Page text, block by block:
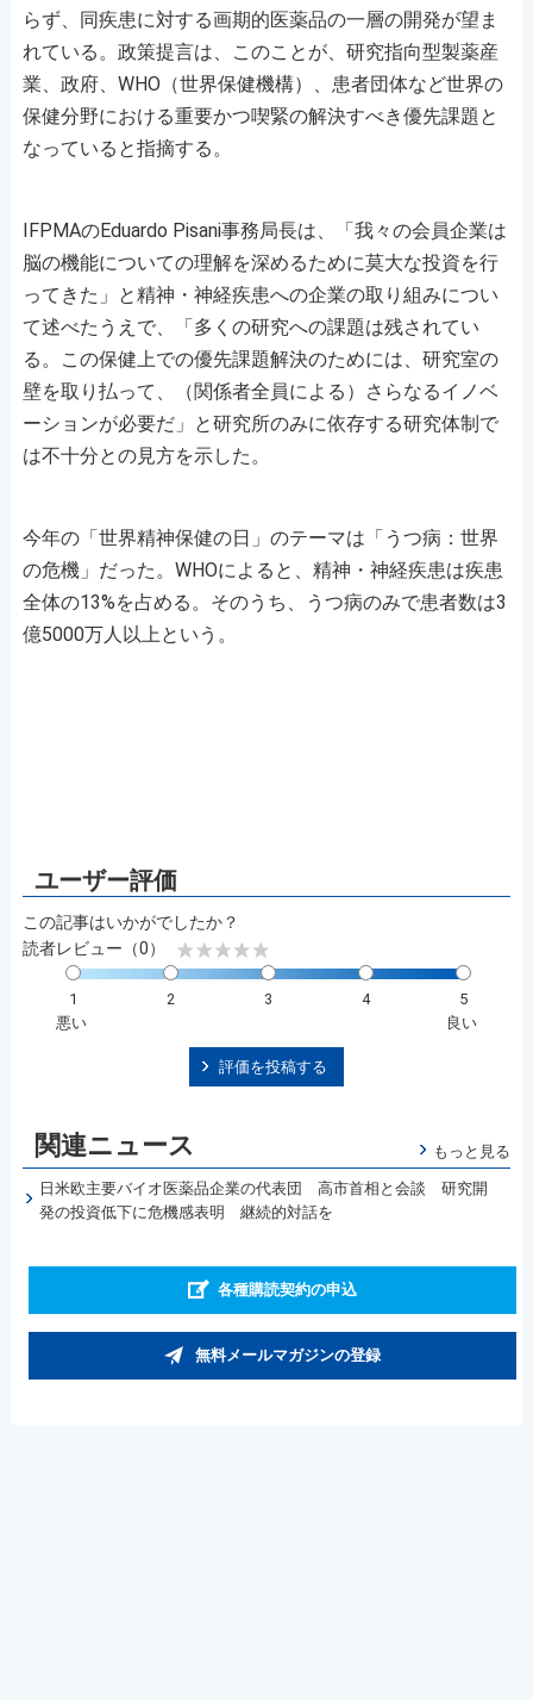
らず、同疾患に対する画期的医薬品の一層の開発が望ま
れている。政策提言は、このことが、研究指向型製薬産
業、政府、WHO（世界保健機構）、患者団体など世界の
保健分野における重要かつ喫緊の解決すべき優先課題と
なっていると指摘する。
IFPMAのEduardo Pisani事務局長は、「我々の会員企業は
脳の機能についての理解を深めるために莫大な投資を行
ってきた」と精神・神経疾患への企業の取り組みについ
て述べたうえで、「多くの研究への課題は残されてい
る。この保健上での優先課題解決のためには、研究室の
壁を取り払って、（関係者全員による）さらなるイノベ
ーションが必要だ」と研究所のみに依存する研究体制で
は不十分との見方を示した。
今年の「世界精神保健の日」のテーマは「うつ病：世界
の危機」だった。WHOによると、精神・神経疾患は疾患
全体の13%を占める。そのうち、うつ病のみで患者数は3
億5000万人以上という。
この記事はいかがでしたか？
読者レビュー（0）
1 2 3 4
5
悪い
良い
評価を投稿する
関連ニュース もっと見る
日米欧主要バイオ医薬品企業の代表団 高市首相と会談 研究開
発の投資低下に危機感表明 継続的対話を
各種購読契約の申込
無料メールマガジンの登録